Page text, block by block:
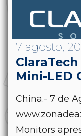
7 agosto,
Mini-LED
China.- 7 de
Monitors